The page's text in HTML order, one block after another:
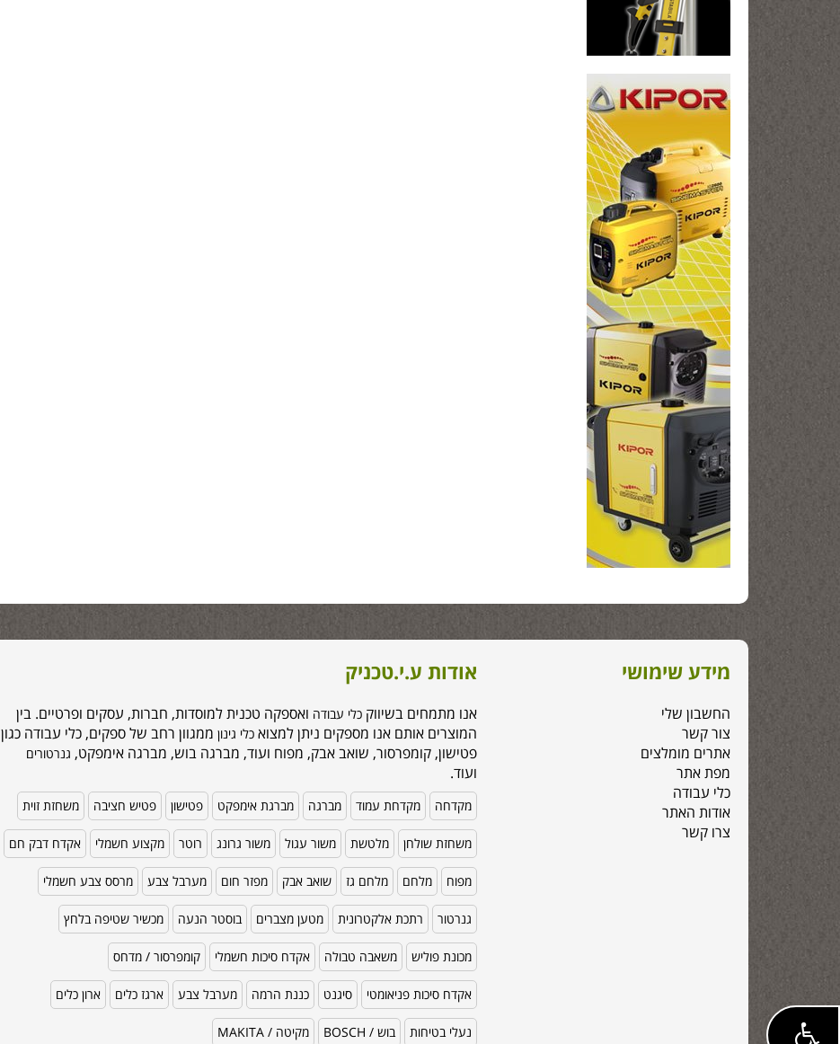
אודות ע.י.טכניק
אנו מתמחים בשיווקכלי עבודה ואספקה טכנית למוסדות, חברות, עסקים ופרטיים. בין
המוצרים אותם אנו מספקים ניתן למצואכלי גינון ממגוון רחב של ספקים, כלי עבודה כגון
פטישון, קומפרסור, שואב אבק, מפוח ועוד, מברגה בוש, מברגה אימפקט, גנרטורים
ועוד.
מקדחה מקדחת עמוד מברגה מברגת אימפקט פטישון פטיש חציבה משחזת זוית
משחזת שולחן מלטשת משור עגול משור גרונג רוטר מקצוע חשמלי אקדח דבק חם
מפוח מלחם מלחם גז שואב אבק מפזר חום מערבל צבע מרסס צבע חשמלי
גנרטור רתכת אלקטרונית מטען מצברים בוסטר הנעה מכשיר שטיפה בלחץ
מכונת פוליש משאבה טבולה אקדח סיכות חשמלי קומפרסור / מדחס
אקדח סיכות פניאומטי סיגנט כננת הרמה מערבל צבע ארגז כלים ארון כלים
נעלי בטיחות בוש / BOSCH מקיטה / MAKITA
מידע שימושי
החשבון שלי
צור קשר
אתרים מומלצים
מפת אתר
כלי עבודה
אודות האתר
צרו קשר